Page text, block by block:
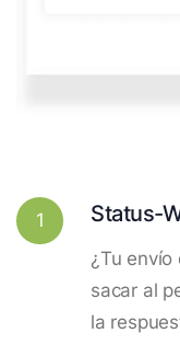
1 Status-
¿Tu
sacar al
la